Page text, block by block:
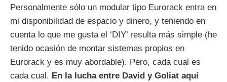
Personalmente sólo un modular tipo Eurorack entra en
mi disponibilidad de espacio y dinero, y teniendo en
cuenta lo que me gusta el ‘DIY’ resulta más simple (he
tenido ocasión de montar sistemas propios en
Eurorack y es muy abordable). Pero, cada cual es
cada cual. En la lucha entre David y Goliat aquí